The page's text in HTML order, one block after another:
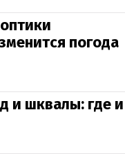
погода
и шквалы: где и